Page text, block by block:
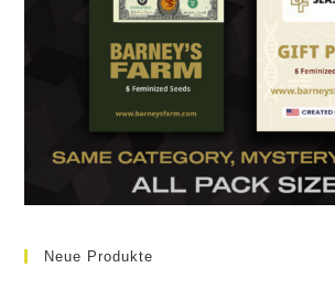
Neue Produkte